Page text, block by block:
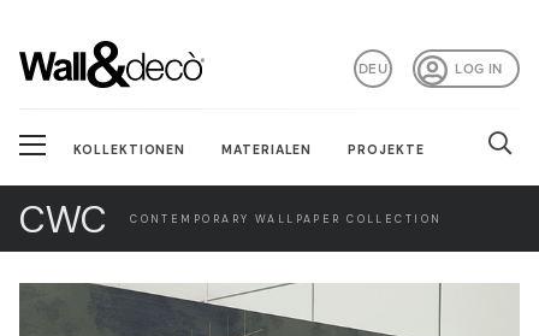
LOG IN
DEU
KOLLEKTIONEN MATERIALEN PROJEKTE
CWC CONTEMPORARY WALLPAPER COLLECTION